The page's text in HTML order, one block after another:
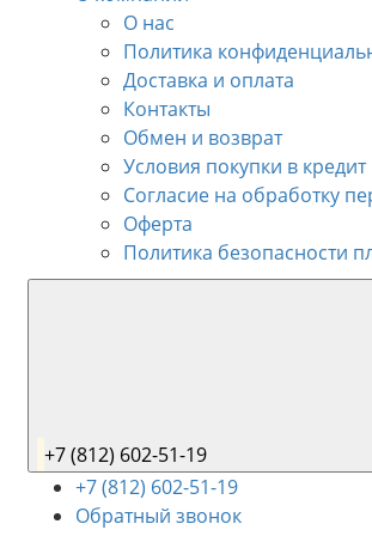
О нас
Политика
Доставка и оплата
Контакты
Обмен и возврат
Условия покупки в
Согласие на обработку
Оферта
Политика безопасности
+7 (812) 602-51-19
+7 (812) 602-51-19
Обратный звонок